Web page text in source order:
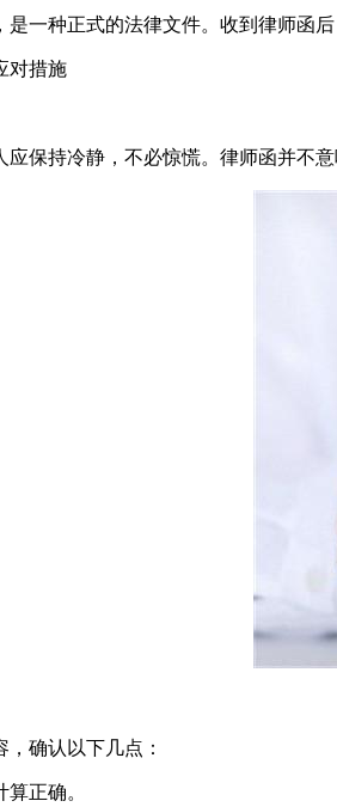
是一种正式的法律文件。收到律师函
对措施
应保持冷静，不必惊慌。律师函并不
确认以下几点：
正确。